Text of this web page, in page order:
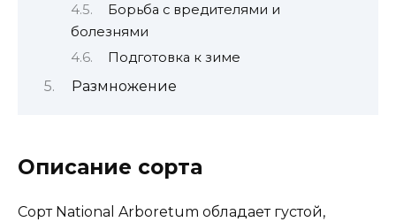
Борьба с вредителями и
болезнями
Подготовка к зиме
Размножение
Описание сорта
Сорт National Arboretum обладает густой,